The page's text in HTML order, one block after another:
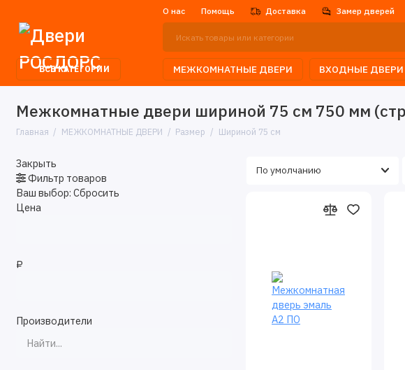
О нас Помощь Доставка Замер дверей
ВСЕ КАТЕГОРИИ МЕЖКОМНАТНЫЕ ДВЕРИ ВХОДНЫЕ ДВЕРИ
Межкомнатные двери шириной 75 см 750 мм
Главная МЕЖКОМНАТНЫЕ ДВЕРИ Размер Шириной 75 см
Закрыть
Фильтр товаров
Ваш выбор: Сбросить
Цена
₽
Производители